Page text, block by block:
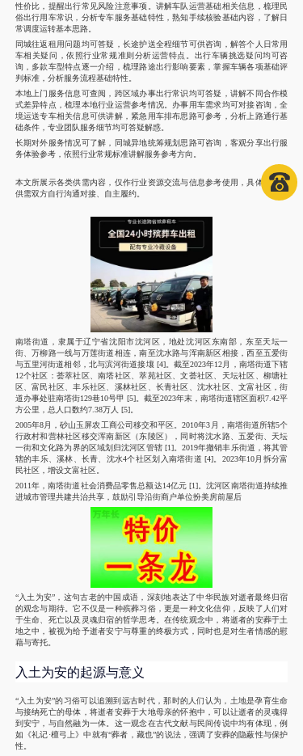
性价比，提醒出行常见风险注意事项。讲解车队运营基础相关信息，梳理民
俗出行用车常识，分析专车服务基础特性，熟知手续核验基础内容，了解日
常调度运转基本思路。
同城往返租用问题均可答疑，长途护送全程细节可供咨询，解答个人日常用
车相关疑问，依照行业常规准则分析运营特点。出行车辆挑选疑问均可咨
询，多款车型特点逐一介绍，梳理路途出行影响要素，掌握车辆各项基础评
判标准，分析服务流程基础特性。
本地上门服务信息可查阅，跨区域办事出行常识均可答疑，讲解不同合作模
式差异特点，梳理本地行业运营参考情况。办事用车需求均可对接咨询，全
境运送专车相关信息可供讲解，紧急用车排布思路可参考，分析上路通行基
础条件，专业团队服务细节均可答疑解惑。
长期对外服务情况可了解，同城异地统筹规划思路可咨询，客观分享出行服
务体验参考，依照行业常规标准讲解服务参考方向。
本文所展示各类供需内容，仅作行业资源交流与信息参考使用，具体服务由
供需双方自行沟通对接、自主履约。
南塔街道，隶属于辽宁省沈阳市沈河区，地处沈河区东南部，东至天坛一
街、万柳路一线与万莲街道相连，南至沈水路与浑南新区相接，西至五爱街
与五里河街道相邻，北与滨河街道接壤 [4]。截至2023年12月，南塔街道下辖
12个社区：荟萃社区、南塔社区、萃苑社区、文荟社区、天坛社区、柳塘社
区、富民社区、丰乐社区、溪林社区、长青社区、沈水社区、文富社区，街
道办事处驻南塔街129巷10号甲 [5]。截至2023年末，南塔街道辖区面积7.42平
方公里，总人口数约7.38万人 [5]。
2005年8月，砂山玉屏农工商公司移交和平区。2010年3月，南塔街道所辖5个
行政村和营林社区移交浑南新区（东陵区），同时将沈水路、五爱街、天坛
一街和文化路为界的区域划归沈河区管辖 [1]。2019年撤销丰乐街道，将其管
辖的丰乐、溪林、长青、沈水4个社区划入南塔街道 [4]。2023年10月拆分富
民社区，增设文富社区。
2011年，南塔街道社会消费品零售总额达14亿元 [1]。沈河区南塔街道持续推
进城市管理共建共治共享，鼓励引导沿街商户单位扮美房前屋后
“入土为安”，这句古老的中国成语，深刻地表达了中华民族对逝者最终归宿
的观念与期待。它不仅是一种殡葬习俗，更是一种文化信仰，反映了人们对
于生命、死亡以及灵魂归宿的哲学思考。在传统观念中，将逝者的安葬于土
地之中，被视为给予逝者安宁与尊重的终极方式，同时也是对生者情感的慰
藉与寄托。
入土为安的起源与意义
“入土为安”的习俗可以追溯到远古时代，那时的人们认为，土地是孕育生命
与接纳死亡的母体，将逝者安葬于大地母亲的怀抱中，可以让逝者的灵魂得
到安宁，与自然融为一体。这一观念在古代文献与民间传说中均有体现，例
如《礼记·檀弓上》中就有“葬者，藏也”的说法，强调了安葬的隐蔽性与保护
性。